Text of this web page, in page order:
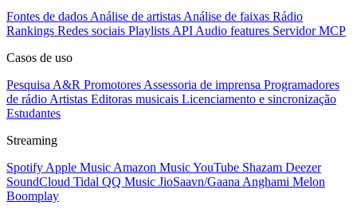
Fontes de dados Análise de artistas Análise de faixas Rádio
Rankings Redes sociais Playlists API Audio features Servidor MCP
Casos de uso
Pesquisa A&R Promotores Assessoria de imprensa Programadores
de rádio Artistas Editoras musicais Licenciamento e sincronização
Estudantes
Streaming
Spotify Apple Music Amazon MusicYouTube Shazam Deezer
SoundCloud Tidal QQ Music JioSaavn/Gaana Anghami Melon
Boomplay